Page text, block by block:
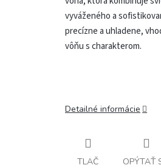
vyváženého a
precízne a uhladene,
vôňu s charakterom.
Detailné informácie
TLAČ OPÝTAŤ